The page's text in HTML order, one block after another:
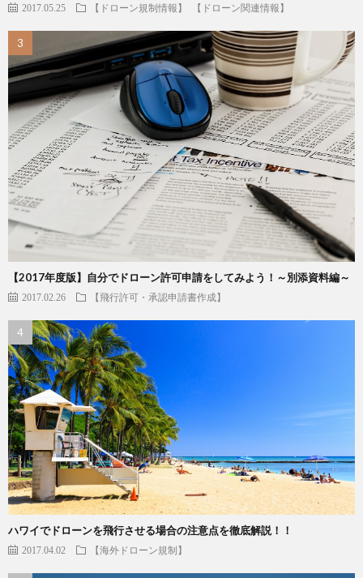
2017.05.25 【ドローン規制情報】 【ドローン関連情報】
【2017年度版】自分でドローン許可申請をしてみよう！～別添資料編～
2017.02.26 【飛行許可・承認申請書作成】
ハワイでドローンを飛行させる場合の注意点を徹底解説！！
2017.04.02 【海外ドローン規制】